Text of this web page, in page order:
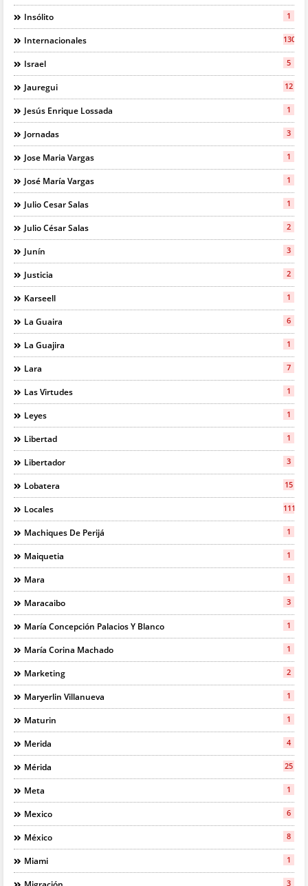
Insólito 1
Internacionales 130
Israel 5
Jauregui 12
Jesús Enrique Lossada 1
Jornadas 3
Jose Maria Vargas 1
José María Vargas 1
Julio Cesar Salas 1
Julio César Salas 2
Junín 3
Justicia 2
Karseell 1
La Guaira 6
La Guajira 1
Lara 7
Las Virtudes 1
Leyes 1
Libertad 1
Libertador 3
Lobatera 15
Locales 111
Machiques De Perijá 1
Maiquetia 1
Mara 1
Maracaibo 3
María Concepción Palacios Y Blanco 1
María Corina Machado 1
Marketing 2
Maryerlin Villanueva 1
Maturin 1
Merida 4
Mérida 25
Meta 1
Mexico 6
México 8
Miami 1
3